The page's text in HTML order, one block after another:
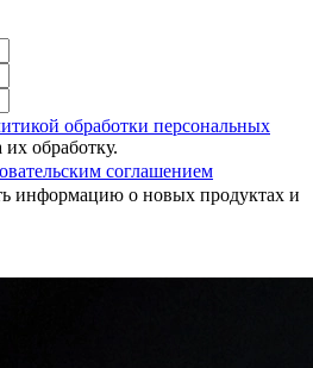
обработки персональных
обработку.
соглашением
информацию о новых продуктах и